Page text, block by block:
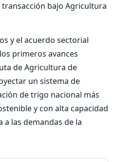
bajo Agricultura
y el acuerdo sectorial
primeros avances
de Agricultura de
un sistema de
de trigo nacional más
y con alta capacidad
a las demandas de la